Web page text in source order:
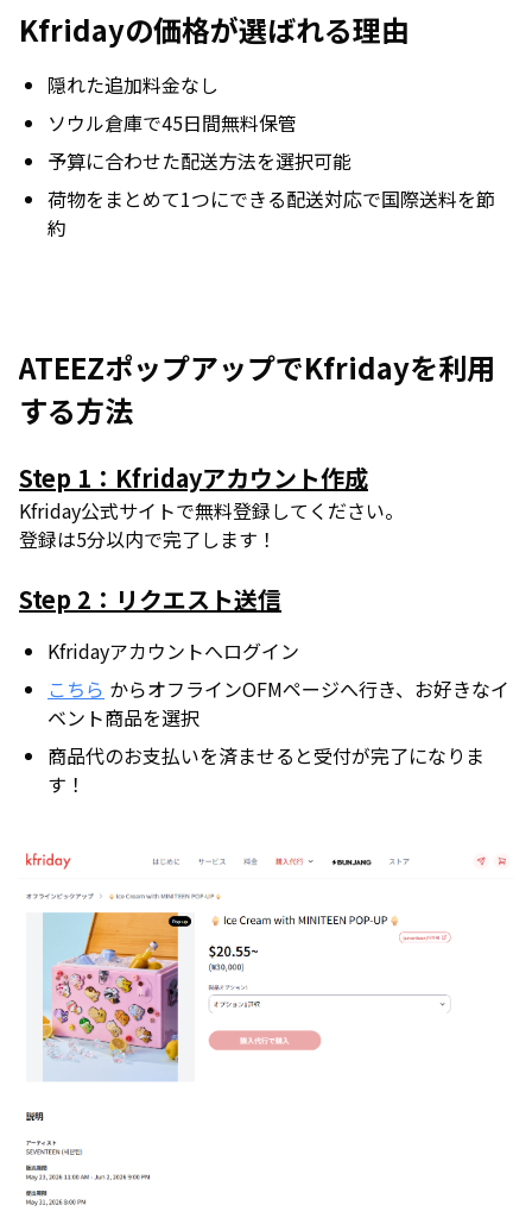
Kfridayの価格が選ばれる理由
隠れた追加料金なし
ソウル倉庫で45日間無料保管
予算に合わせた配送方法を選択可能
荷物をまとめて1つにできる配送対応で国際送料を節
約
ATEEZポップアップでKfridayを利用
する方法
Step 1：Kfridayアカウント作成
Kfriday公式サイトで無料登録してください。
登録は5分以内で完了します！
Step 2：リクエスト送信
Kfridayアカウントへログイン
こちら からオフラインOFMページへ行き、お好きなイ
ベント商品を選択
商品代のお支払いを済ませると受付が完了になりま
す！